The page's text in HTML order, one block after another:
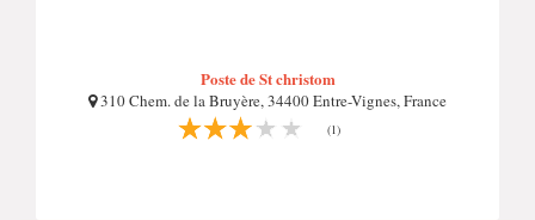
Poste de St christom
310 Chem. de la Bruyère, 34400 Entre-Vignes, France
(1)